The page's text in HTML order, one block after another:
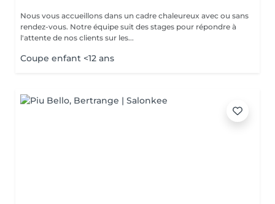
Nous vous accueillons dans un cadre chaleureux avec ou sans
rendez-vous. Notre équipe suit des stages pour répondre à
l'attente de nos clients sur les...
Coupe enfant <12 ans